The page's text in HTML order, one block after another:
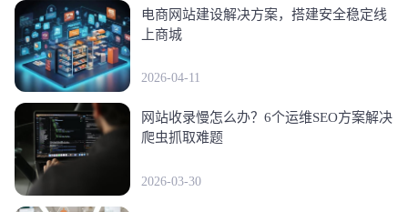
电商网站建设解决方案，搭建安全稳定线
上商城
2026-04-11
网站收录慢怎么办？6个运维SEO方案解决
爬虫抓取难题
2026-03-30